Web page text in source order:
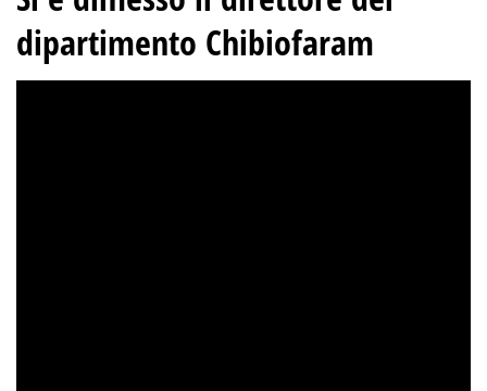
dipartimento Chibiofaram